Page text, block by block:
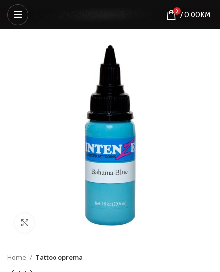
0 /0,00KM
Home Tattoo oprema